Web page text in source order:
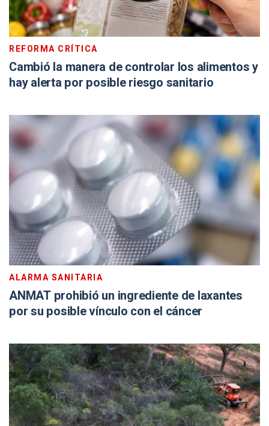
REFORMA CRÍTICA
Cambió la manera de controlar los alimentos y
hay alerta por posible riesgo sanitario
ALARMA SANITARIA
ANMAT prohibió un ingrediente de laxantes
por su posible vínculo con el cáncer